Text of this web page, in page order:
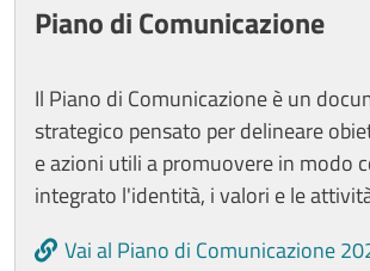
Piano di Comunicazione
Il Piano di Comunicazione è un
strategico pensato per delineare
e azioni utili a promuovere in modo
integrato l'identità, i valori e le
Vai al Piano di Comunicazione